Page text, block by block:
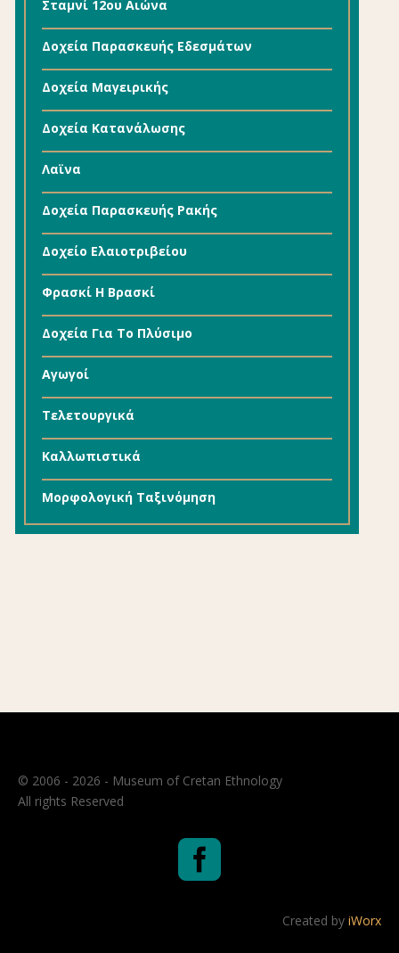
Σταμνί 12ου Αιώνα
Δοχεία Παρασκευής Εδεσμάτων
Δοχεία Μαγειρικής
Δοχεία Κατανάλωσης
Λαϊνα
Δοχεία Παρασκευής Ρακής
Δοχείο Ελαιοτριβείου
Φρασκί Η Βρασκί
Δοχεία Για Το Πλύσιμο
Αγωγοί
Τελετουργικά
Καλλωπιστικά
Μορφολογική Ταξινόμηση
© 2006 - 2026 - Museum of Cretan Ethnology
All rights Reserved

Created by iWorx